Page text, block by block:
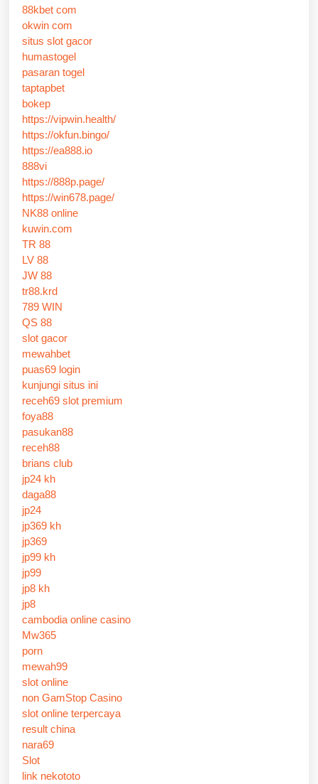
88kbet com
okwin com
situs slot gacor
humastogel
pasaran togel
taptapbet
bokep
https://vipwin.health/
https://okfun.bingo/
https://ea888.io
888vi
https://888p.page/
https://win678.page/
NK88 online
kuwin.com
TR 88
LV 88
JW 88
tr88.krd
789 WIN
QS 88
slot gacor
mewahbet
puas69 login
kunjungi situs ini
receh69 slot premium
foya88
pasukan88
receh88
brians club
jp24 kh
daga88
jp24
jp369 kh
jp369
jp99 kh
jp99
jp8 kh
jp8
cambodia online casino
Mw365
porn
mewah99
slot online
non GamStop Casino
slot online terpercaya
result china
nara69
Slot
link nekototo